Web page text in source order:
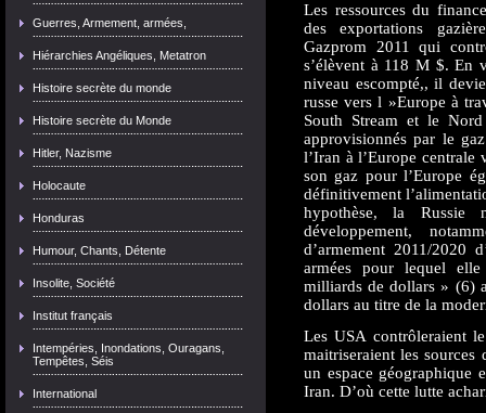
Guerres, Armement, armées,
Hiérarchies Angéliques, Metatron
Histoire secrète du monde
Histoire secrète du Monde
Hitler, Nazisme
Holocaute
Honduras
Humour, Chants, Détente
Insolite, Société
Institut français
Intempéries, Inondations, Ouragans,
Tempêtes, Séis
International
Les ressources du
des exportations
Gazprom 2011 qui
s’élèvent à 118 M $. En
niveau escompté,, il
russe vers l »Europe à
South Stream et le
approvisionnés par le
l’Iran à l’Europe
son gaz pour l’Europe
définitivement
hypothèse, la Russie
développement,
d’armement 2011/2020
armées pour lequel
milliards de dollars » (6)
dollars au titre de la
Les USA contrôleraient
maitriseraient les sources
un espace géographique
Iran. D’où cette lutte